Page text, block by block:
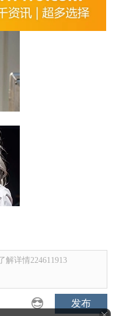
解详情224611913
发布